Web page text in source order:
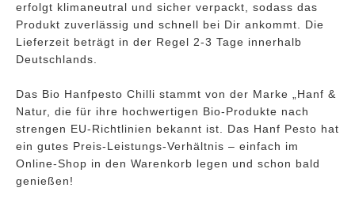
erfolgt klimaneutral und sicher verpackt, sodass das
Produkt zuverlässig und schnell bei Dir ankommt. Die
Lieferzeit beträgt in der Regel 2-3 Tage innerhalb
Deutschlands.
Das Bio Hanfpesto Chilli stammt von der Marke „Hanf &
Natur, die für ihre hochwertigen Bio-Produkte nach
strengen EU-Richtlinien bekannt ist. Das Hanf Pesto hat
ein gutes Preis-Leistungs-Verhältnis – einfach im
Online-Shop in den Warenkorb legen und schon bald
genießen!